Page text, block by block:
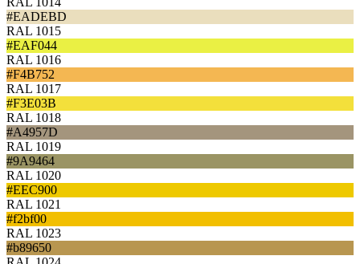
#EADEBD
RAL 1015
#EAF044
RAL 1016
#F4B752
RAL 1017
#F3E03B
RAL 1018
#A4957D
RAL 1019
#9A9464
RAL 1020
#EEC900
RAL 1021
#f2bf00
RAL 1023
#b89650